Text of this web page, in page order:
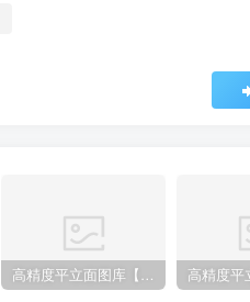
高精度平立面图库【单椅篇】